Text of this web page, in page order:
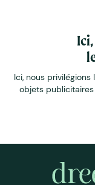
Ici, nous
objets